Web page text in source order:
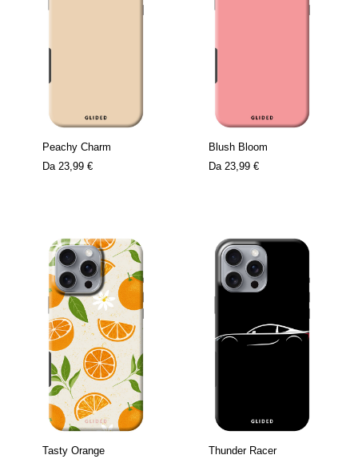
Peachy Charm
Da 23,99 €
Blush Bloom
Da 23,99 €
Tasty Orange
Thunder Racer